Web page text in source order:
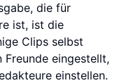
die für
ist, ist die
Clips selbst
Freunde eingestellt,
einstellen.